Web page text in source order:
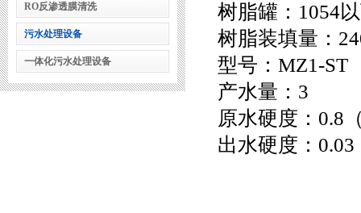
RO反渗透膜清洗
污水处理设备
一体化污水处理设备
树脂罐：1054
树脂装填量：
型号：MZ1-ST
产水量：3
原水硬度：0.8
出水硬度：0.03